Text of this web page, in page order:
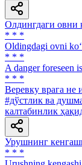
Олдингдаги овни
* * *
Oldingdagi ovni
* * *
A danger foreseen
* * *
Веревку врага не
#дўстлик ва
калтабинлик
Урушнинг
* * *